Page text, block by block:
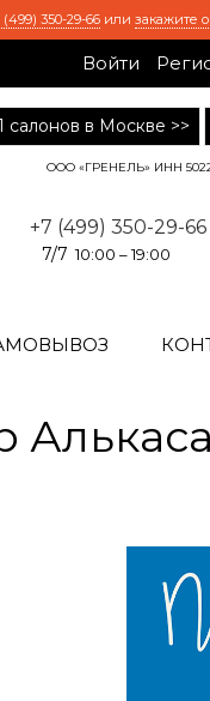
(499) 350-29-66 или закажите
Войти
салонов в Москве >>
ООО «ГРЕНЕЛЬ» ИНН
+7 (499) 350-29-66
7/7 10:00 – 19:00